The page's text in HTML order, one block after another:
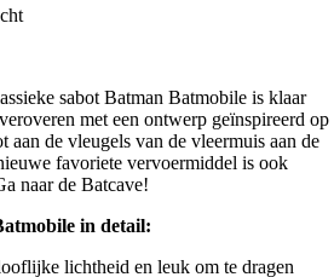
sabot Batman Batmobile is klaar
met een ontwerp geïnspireerd op
aan de vleugels van de vleermuis aan de
favoriete vervoermiddel is ook
naar de Batcave!
in detail:
lichtheid en leuk om te dragen